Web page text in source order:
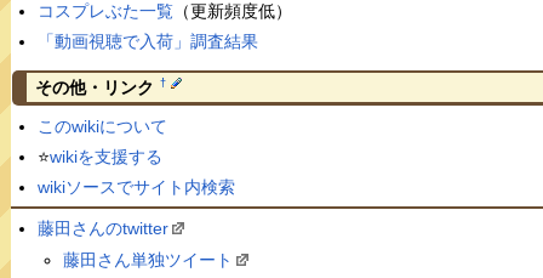
コスプレぶた一覧（更新頻度低）
「動画視聴で入荷」調査結果
その他・リンク †
このwikiについて
⭐️wikiを支援する
wikiソースでサイト内検索
藤田さんのtwitter
藤田さん単独ツイート